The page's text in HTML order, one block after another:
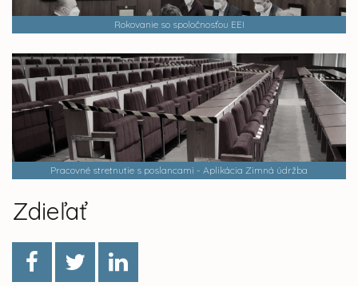
Rokovanie so spoločnosťou EEI
Pracovné stretnutie s poslancami - Aplikácia Zimná údržba
Zdieľať